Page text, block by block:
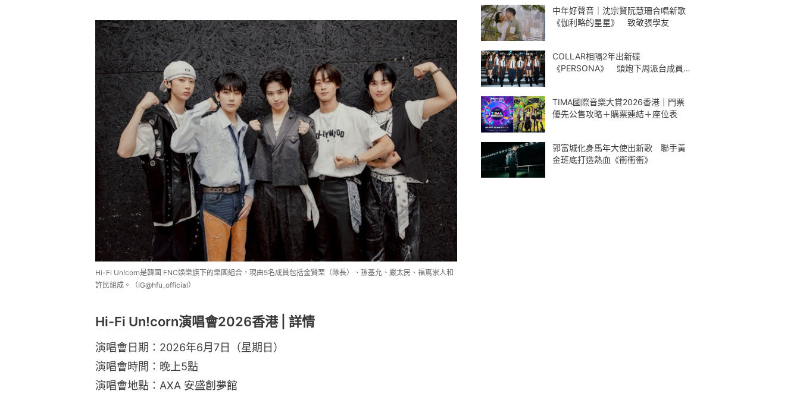
Hi-Fi Un!corn是韓國 FNC娛樂旗下的樂團組合，現由5名成員包括金賢栗（隊長）、孫基允、嚴太民、福嶌崇人和
許民組成。（IG@hfu_official）
Hi-Fi Un!corn演唱會2026香港 | 詳情
演唱會日期：2026年6月7日（星期日）
演唱會時間：晚上5點
演唱會地點：AXA 安盛創夢館
中年好聲音｜沈宗賢阮慧珊合唱新歌
《伽利略的星星》 致敬張學友
COLLAR相隔2年出新碟
《PERSONA》 頭炮下周派台成員
TIMA國際音樂大賞2026香港｜門票
優先公售攻略＋購票連結＋座位表
郭富城化身馬年大使出新歌 聯手黃
金班底打造熱血《衝衝衝》